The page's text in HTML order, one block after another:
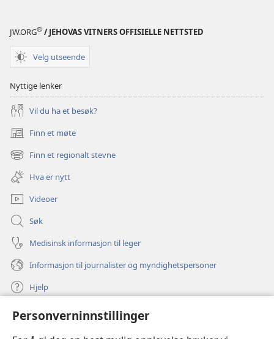
Personverninnstillinger
JW.ORG® / JEHOVAS VITNERS OFFISIELLE NETTSTED
Velg utseende
Nyttige lenker
Vil du ha et besøk?
Finn et møte
(åpner
nytt
vindu)
Finn et regionalt stevne
(åpner
nytt
vindu)
Hva er nytt
Videoer
Søk
Medisinsk informasjon til leger
Informasjon til journalister og myndighetspersoner
Hjelp
Bidrag
(åpner
nytt